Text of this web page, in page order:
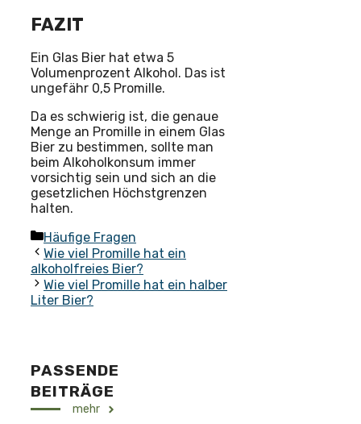
FAZIT
Ein Glas Bier hat etwa 5
Volumenprozent Alkohol. Das ist
ungefähr 0,5 Promille.
Da es schwierig ist, die genaue
Menge an Promille in einem Glas
Bier zu bestimmen, sollte man
beim Alkoholkonsum immer
vorsichtig sein und sich an die
gesetzlichen Höchstgrenzen
halten.
Kategorien
Häufige Fragen
Wie viel Promille hat ein
alkoholfreies Bier?
Wie viel Promille hat ein halber
Liter Bier?
PASSENDE
BEITRÄGE
mehr